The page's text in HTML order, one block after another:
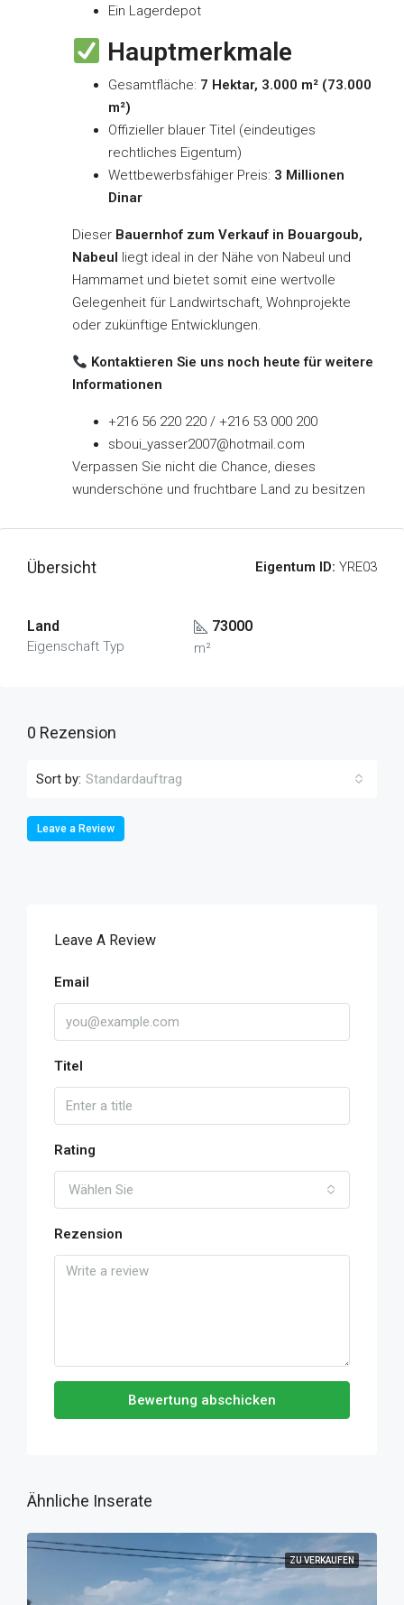
Ein Lagerdepot
Hauptmerkmale
Gesamtfläche: 7 Hektar, 3.000 m² (73.000
m²)
Offizieller blauer Titel (eindeutiges
rechtliches Eigentum)
Wettbewerbsfähiger Preis: 3 Millionen
Dinar
Dieser Bauernhof zum Verkauf in Bouargoub,
Nabeul liegt ideal in der Nähe von Nabeul und
Hammamet und bietet somit eine wertvolle
Gelegenheit für Landwirtschaft, Wohnprojekte
oder zukünftige Entwicklungen.
Kontaktieren Sie uns noch heute für weitere
Informationen
+216 56 220 220 / +216 53 000 200
sboui_yasser2007@hotmail.com
Verpassen Sie nicht die Chance, dieses
wunderschöne und fruchtbare Land zu besitzen
Übersicht Eigentum ID: YRE03
Land
Eigenschaft Typ
73000
m²
0 Rezension
Sort by: Standardauftrag
Leave a Review
Leave A Review
Email
Titel
Rating
Wählen Sie
Rezension
Bewertung abschicken
Ähnliche Inserate
ZU VERKAUFEN